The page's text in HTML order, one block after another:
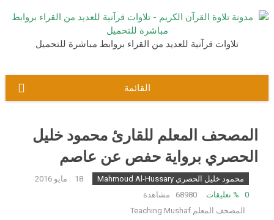
إلى
تلاوات قرآنية للعديد من القراء بروابط مباشرة للتحميل
القائمة
المصحف المعلم للقارئ محمود خليل
الحصري برواية حفص عن عاصم
محمود خليل الحصري Mahmoud Al-Hussary
18. مايو 2016
0
% تعليقات
68980 مشاهدة
المصحف المعلم Teaching Mushaf